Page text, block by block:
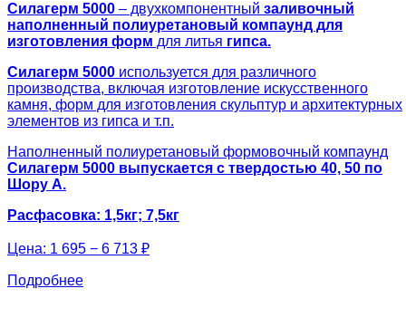
Силагерм 5000 – двухкомпонентный заливочный
наполненный полиуретановый компаунд для
изготовления форм для литья гипса.
Силагерм 5000 используется для различного
производства, включая изготовление искусственного
камня, форм для изготовления скульптур и архитектурных
элементов из гипса и т.п.
Наполненный полиуретановый формовочный компаунд
Силагерм 5000 выпускается с твердостью 40, 50 по
Шору А.
Расфасовка: 1,5кг; 7,5кг
Цена: 1 695 − 6 713 ₽
Подробнее